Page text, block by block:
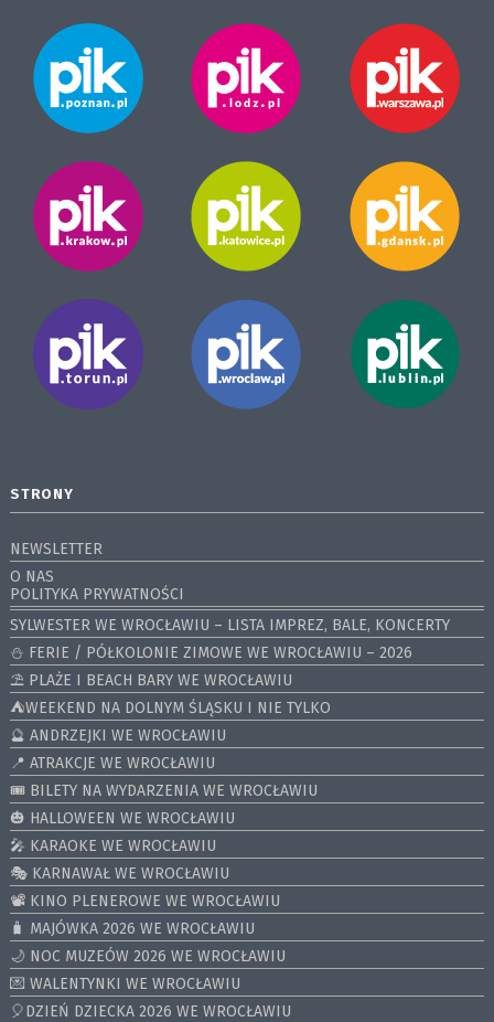
STRONY
NEWSLETTER
O NAS
POLITYKA PRYWATNOŚCI
SYLWESTER WE WROCŁAWIU – LISTA IMPREZ, BALE, KONCERTY
⛄️ FERIE / PÓŁKOLONIE ZIMOWE WE WROCŁAWIU – 2026
⛱️ PLAŻE I BEACH BARY WE WROCŁAWIU
⛺️WEEKEND NA DOLNYM ŚLĄSKU I NIE TYLKO
🔮 ANDRZEJKI WE WROCŁAWIU
📍 ATRAKCJE WE WROCŁAWIU
🎟️ BILETY NA WYDARZENIA WE WROCŁAWIU
🎃 HALLOWEEN WE WROCŁAWIU
🎤 KARAOKE WE WROCŁAWIU
🎭 KARNAWAŁ WE WROCŁAWIU
📽️ KINO PLENEROWE WE WROCŁAWIU
🧳 MAJÓWKA 2026 WE WROCŁAWIU
🌙 NOC MUZEÓW 2026 WE WROCŁAWIU
💌 WALENTYNKI WE WROCŁAWIU
🎈DZIEŃ DZIECKA 2026 WE WROCŁAWIU